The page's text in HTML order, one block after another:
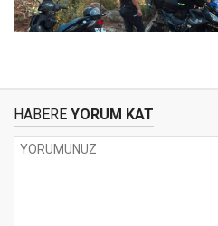
HABERE YORUM KAT